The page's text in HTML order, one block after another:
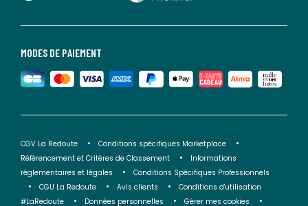
MODES DE PAIEMENT
CGV La Redoute
Conditions spécifiques Marketplace
Référencement et Critères de Classement
Informations
réglementaires et légales
Conditions Spécifiques Professionnels
CGU La Redoute
Avis clients
Conditions d'utilisation
#LaRedoute
Données personnelles Gérer mes cookies